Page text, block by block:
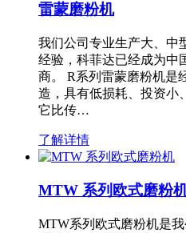
雷蒙磨粉机
我们公司专业生产大、中
经验，科菲达已经成为中
商。 R系列雷蒙磨粉机是
造，具有低损耗、投资小
它比传…
了解详情
MTW 系列欧式磨粉
MTW系列欧式磨粉机是